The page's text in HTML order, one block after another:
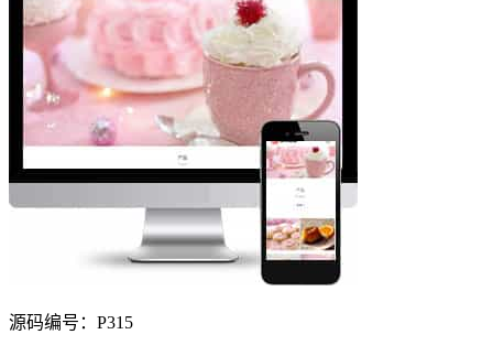
源码编号：P315